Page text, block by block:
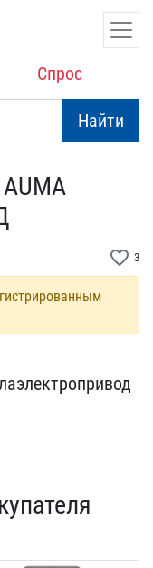
Спрос
Найти
favorite_border 3